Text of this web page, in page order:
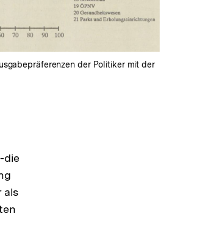
der Politiker mit der
die
als